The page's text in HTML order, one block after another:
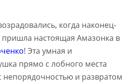
когда наконец-
пришла настоящая Амазонка в
! Эта умная и
прямо с лобного места
и развратом